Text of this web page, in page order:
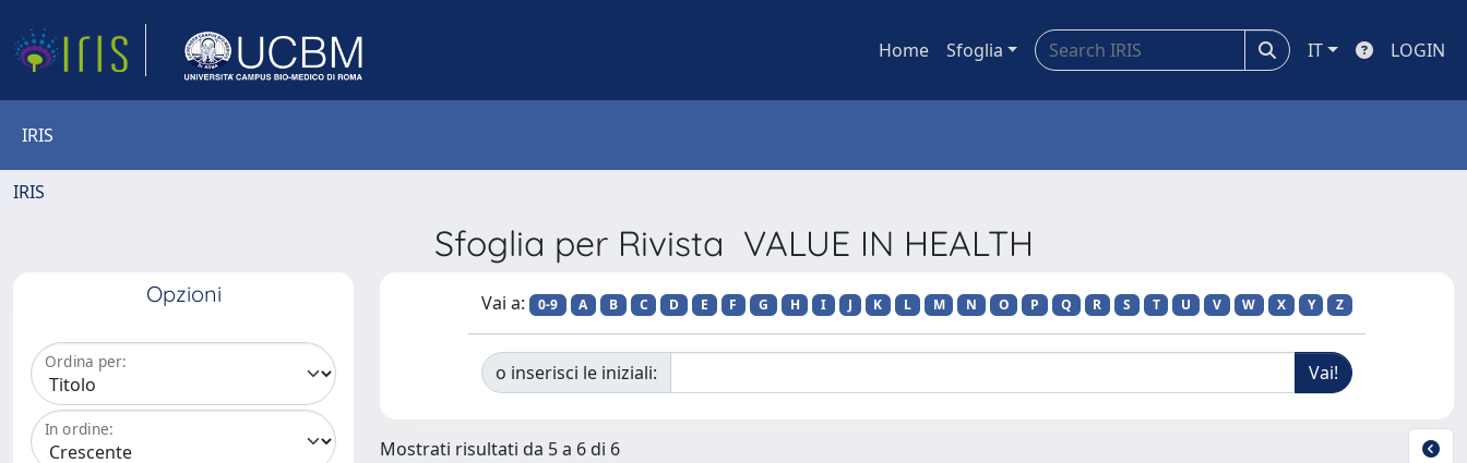
Home Sfoglia IT LOGIN
IRIS
IRIS
Sfoglia per Rivista VALUE IN HEALTH
Opzioni
Ordina per:
In ordine:
Vai a: 0-9 A B C D E F G H I J K L M N O P Q R S T U V W X Y Z
o inserisci le iniziali:
Mostrati risultati da 5 a 6 di 6